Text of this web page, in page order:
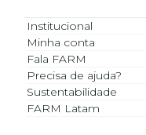
Institucional
Minha conta
Fala FARM
Precisa de ajuda?
Sustentabilidade
FARM Latam